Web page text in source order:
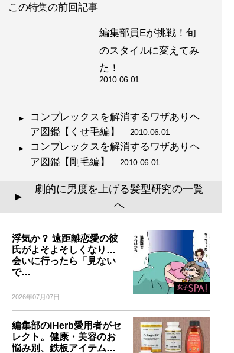
この特集の前回記事
編集部員Eが挑戦！旬
のスタイルに変えてみ
た！
2010.06.01
コンプレックスを解消するワザありヘ
ア図鑑【くせ毛編】 2010.06.01
コンプレックスを解消するワザありヘ
ア図鑑【剛毛編】 2010.06.01
▲
劇的に男度を上げる髪型研究の一覧
へ
浮気か？ 遠距離恋愛の彼
氏がよそよそしくなり…
会いに行ったら「見ない
で…
2026年07月07日
編集部のiHerb愛用者がセ
レクト。健康・美容のお
悩み別、鉄板アイテム…